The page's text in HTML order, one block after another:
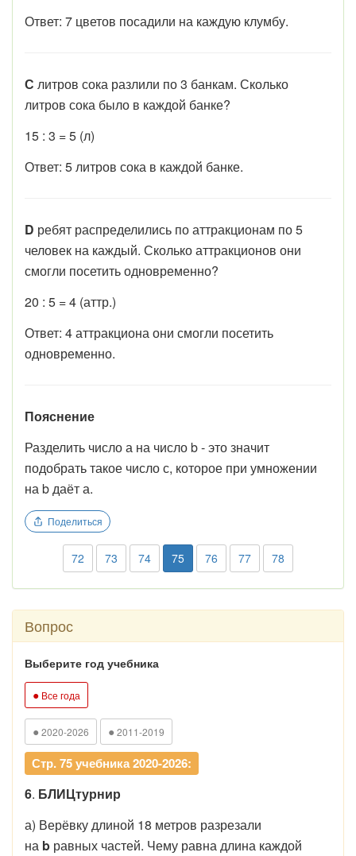
Ответ: 7 цветов посадили на каждую клумбу.
С литров сока разлили по 3 банкам. Сколько
литров сока было в каждой банке?
15 : 3 = 5 (л)
Ответ: 5 литров сока в каждой банке.
D ребят распределились по аттракционам по 5
человек на каждый. Сколько аттракционов они
смогли посетить одновременно?
20 : 5 = 4 (аттр.)
Ответ: 4 аттракциона они смогли посетить
одновременно.
Пояснение
Разделить число а на число b - это значит
подобрать такое число с, которое при умножении
на b даёт а.
Поделиться
72 73 74 75 76 77 78
Вопрос
Выберите год учебника
● Все года
● 2020-2026 ● 2011-2019
Стр. 75 учебника 2020-2026:
6. БЛИЦтурнир
а) Верёвку длиной 18 метров разрезали
на b равных частей. Чему равна длина каждой